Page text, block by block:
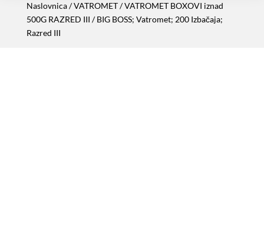
Naslovnica/VATROMET/VATROMET BOXOVI iznad
500G RAZRED III / BIG BOSS; Vatromet; 200 Izbačaja;
Razred III